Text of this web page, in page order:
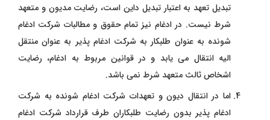
تبدیل تعهد به اعتبار تبدیل داین است، رضایت مدیون و متعهد
شرط نیست. در ادغام نیز تمام حقوق و مطالبات شرکت ادغام‌
شونده به عنوان طلبکار به شرکت ادغام ‌پذیر به عنوان منتقل
‌الیه انتقال می ‌یابد و در قوانین مربوط به ادغام، رضایت
اشخاص ثالث متعهد شرط نمی ‌باشد.
اما در انتقال دیون و تعهدات شرکت ادغام‌ شونده به شرکت
ادغام ‌پذیر بدون رضایت طلبکاران طرف قرارداد شرکت ادغام‌